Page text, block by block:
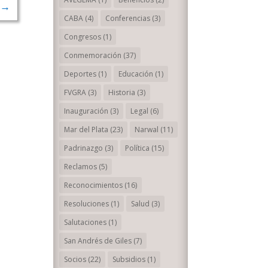
→
CABA (4) Conferencias (3)
Congresos (1)
Conmemoración (37)
Deportes (1) Educación (1)
FVGRA (3) Historia (3)
Inauguración (3) Legal (6)
Mar del Plata (23) Narwal (11)
Padrinazgo (3) Política (15)
Reclamos (5)
Reconocimientos (16)
Resoluciones (1) Salud (3)
Salutaciones (1)
San Andrés de Giles (7)
Socios (22) Subsidios (1)